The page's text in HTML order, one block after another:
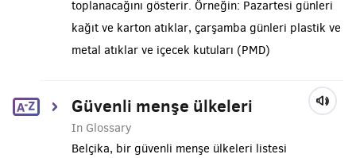
toplanacağını gösterir. Örneğin: Pazartesi günleri
kağıt ve karton atıklar, çarşamba günleri plastik ve
metal atıklar ve içecek kutuları (PMD)
Güvenli menşe ülkeleri
In Glossary
Belçika, bir güvenli menşe ülkeleri listesi